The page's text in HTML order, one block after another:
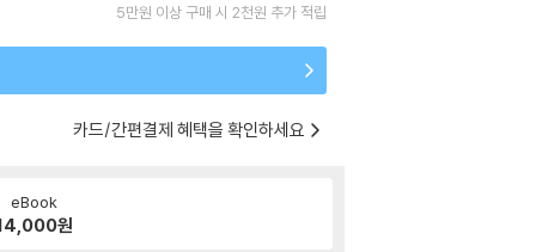
5만원 이상 구매 시 2천원 추가 적립
카드/간편결제 혜택을 확인하세요
eBook
원